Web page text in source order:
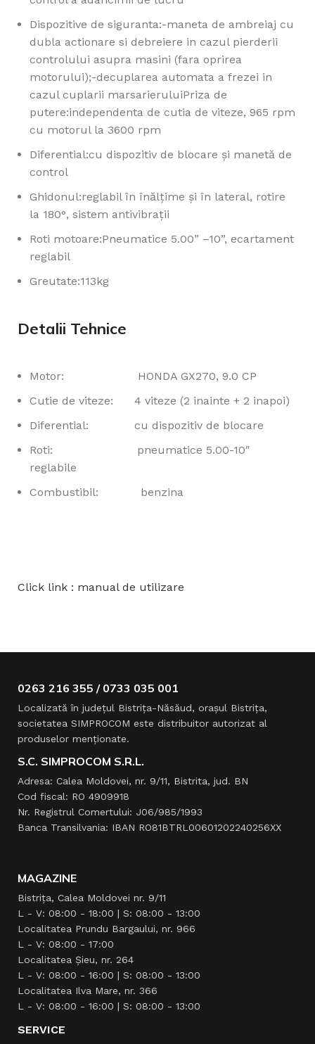
Dispozitive de siguranta:-maneta de ambreiaj cu
dubla actionare si debreiere in cazul pierderii
controlului asupra masini (fara oprirea
motorului);-decuplarea automata a frezei in
cazul cuplarii marsarieruluiPriza de
putere:independenta de cutia de viteze, 965 rpm
cu motorul la 3600 rpm
Diferential:cu dispozitiv de blocare şi manetă de
control
Ghidonul:reglabil în înălţime şi în lateral, rotire
la 180°, sistem antivibraţii
Roti motoare:Pneumatice 5.00” –10”, ecartament
reglabil
Greutate:113kg
Detalii Tehnice
Motor: HONDA GX270, 9.0 CP
Cutie de viteze: 4 viteze (2 inainte + 2 inapoi)
Diferential: cu dispozitiv de blocare
Roti: pneumatice 5.00-10″
reglabile
Combustibil: benzina
Click link : manual de utilizare
0263 216 355 / 0733 035 001
Localizată în judeţul Bistriţa-Năsăud, oraşul Bistriţa,
societatea SIMPROCOM este distribuitor autorizat al
produselor menţionate.
S.C. SIMPROCOM S.R.L.
Adresa: Calea Moldovei, nr. 9/11, Bistrita, jud. BN
Cod fiscal: RO 4909918
Nr. Registrul Comertului: J06/985/1993
Banca Transilvania: IBAN RO81BTRL00601202240256XX
MAGAZINE
Bistrița, Calea Moldovei nr. 9/11
L - V: 08:00 - 18:00 | S: 08:00 - 13:00
Localitatea Prundu Bargaului, nr. 966
L - V: 08:00 - 17:00
Localitatea Şieu, nr. 264
L - V: 08:00 - 16:00 | S: 08:00 - 13:00
Localitatea Ilva Mare, nr. 366
L - V: 08:00 - 16:00 | S: 08:00 - 13:00
SERVICE